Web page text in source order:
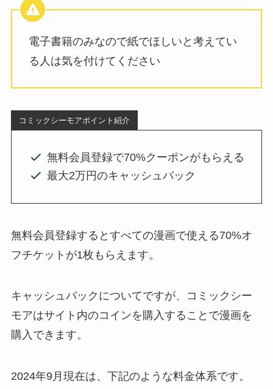
電子書籍のみなので紙でほしいと考えてい
る人は気を付けてください
コミックシーモアポイント紹介
無料会員登録で70%クーポンがもらえる
最大2万円のキャッシュバック
無料会員登録するとすべての漫画で使える70%オ
フチケットが1枚もらえます。
キャッシュバックについてですが、コミックシー
モアはサイト内のコインを購入することで漫画を
購入できます。
2024年9月現在は、下記のような料金体系です。